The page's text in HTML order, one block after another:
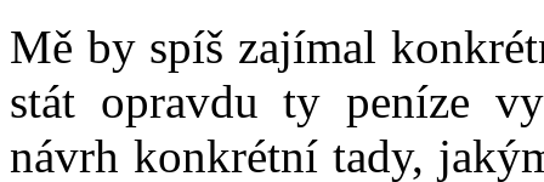
Mě by spíš zajímal
stát opravdu ty peníze
návrh konkrétní tady,